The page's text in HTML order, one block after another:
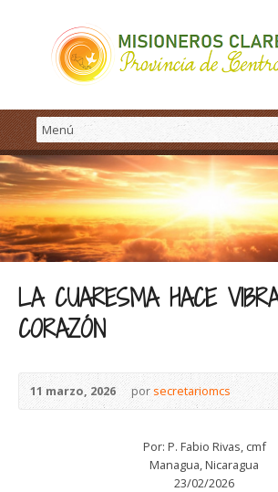
LA CUARESMA HACE
CORAZÓN
11 marzo, 2026 por secretariomcs
Por: P. Fabio Rivas, cmf
Managua, Nicaragua
23/02/2026